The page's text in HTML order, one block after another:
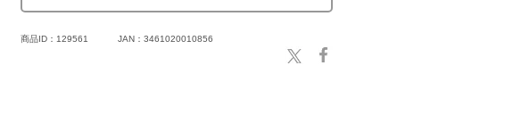
商品ID：129561 JAN：3461020010856